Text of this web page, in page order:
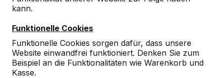
kann.
Funktionelle Cookies
Funktionelle Cookies sorgen dafür, dass unsere
Website einwandfrei funktioniert. Denken Sie zum
Beispiel an die Funktionalitäten wie Warenkorb und
Kasse.